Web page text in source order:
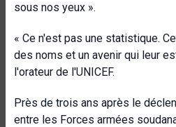
sous nos yeux ».
« Ce n'est pas une statistique.
des noms et un avenir qui leur
l'orateur de l'UNICEF.
Près de trois ans après le
entre les Forces armées